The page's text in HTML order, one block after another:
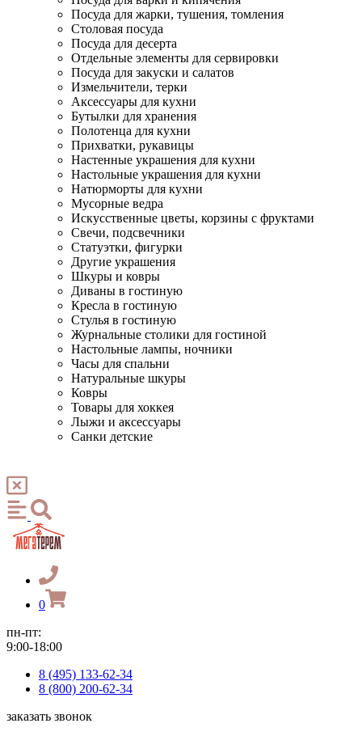
Посуда для жарки, тушения, томления
Столовая посуда
Посуда для десерта
Отдельные элементы для сервировки
Посуда для закуски и салатов
Измельчители, терки
Аксессуары для кухни
Бутылки для хранения
Полотенца для кухни
Прихватки, рукавицы
Настенные украшения для кухни
Настольные украшения для кухни
Натюрморты для кухни
Мусорные ведра
Искусственные цветы, корзины с фруктами
Свечи, подсвечники
Статуэтки, фигурки
Другие украшения
Шкуры и ковры
Диваны в гостиную
Кресла в гостиную
Стулья в гостиную
Журнальные столики для гостиной
Настольные лампы, ночники
Часы для спальни
Натуральные шкуры
Ковры
Товары для хоккея
Лыжи и аксессуары
Санки детские
0
пн-пт:
9:00-18:00
8 (495) 133-62-34
8 (800) 200-62-34
заказать звонок